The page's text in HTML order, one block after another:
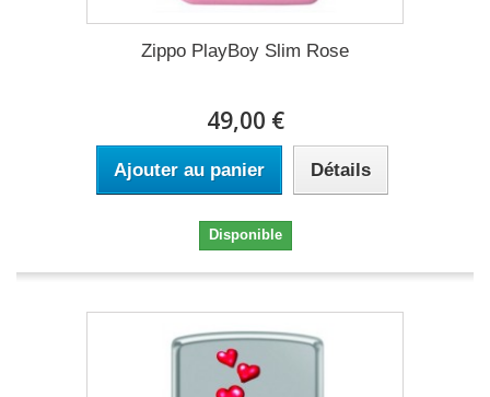
Zippo PlayBoy Slim Rose
49,00 €
Ajouter au panier Détails
Disponible